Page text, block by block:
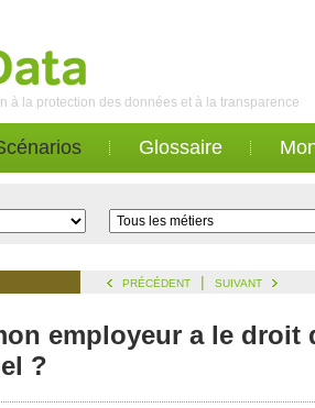
à la protection des données et à la transparence
Glossaire
PRÉCÉDENT | SUIVANT
employeur a le
?